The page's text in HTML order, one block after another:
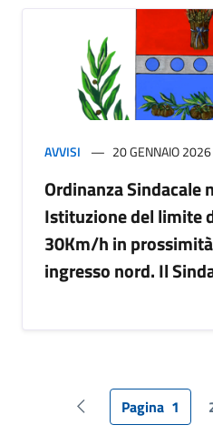
AVVISI 20 GENNAIO 2026
Ordinanza Sindacale
Istituzione del limite
30Km/h in
ingresso nord. Il
Pagina precedente
Pagina 1